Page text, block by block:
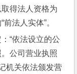
得法人资格为
法人实体”。
“依法设立的公
公司营业执照
机关依法颁发营